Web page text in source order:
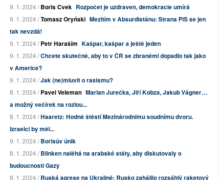
9. 1. 2024 /Boris Cvek Rozpočet je uzdraven, demokracie umírá
9. 1. 2024 /Tomasz Oryński Mezitím v Absurdistánu: Strana PiS se jen
tak nevzdá!
9. 1. 2024 /Petr Haraším Kašpar, kašpar a ještě jeden
9. 1. 2024 /Chcete skutečně, aby to v ČR se zbraněmi dopadlo tak jako
v Americe?
9. 1. 2024 /Jak (ne)mluvit o rasismu?
8. 1. 2024 /Pavel Veleman Marian Jurečka, Jiří Kobza, Jakub Vágner…
a možný večírek na rozlou...
8. 1. 2024 /Haaretz: Hodně štěstí Mezinárodnímu soudnímu dvoru.
Izraelci by měl...
9. 1. 2024 /Borisův únik
8. 1. 2024 /Blinken naléhá na arabské státy, aby diskutovaly o
budoucnosti Gazy
8. 1. 2024 /Ruská agrese na Ukrajině: Rusko zahájilo rozsáhlý raketový